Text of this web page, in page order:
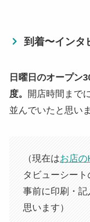
到着〜インタ
日曜日のオープン
度。
開店時間まで
並んでいたと思いま
（現在はお店の
タビューシート
事前に印刷・記
思います）